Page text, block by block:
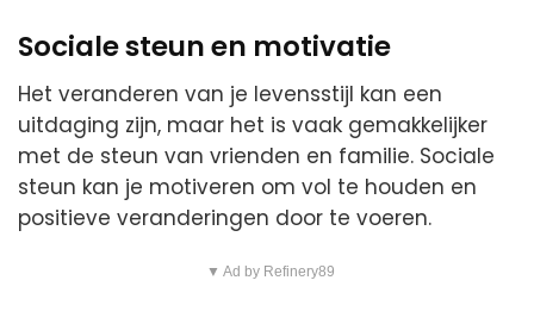
Sociale steun en motivatie
Het veranderen van je levensstijl kan een
uitdaging zijn, maar het is vaak gemakkelijker
met de steun van vrienden en familie. Sociale
steun kan je motiveren om vol te houden en
positieve veranderingen door te voeren.
▼ Ad by Refinery89